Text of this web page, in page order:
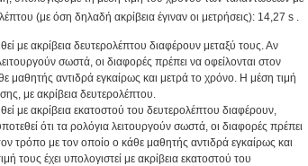
(με όση δηλαδή ακρίβεια έγιναν οι μετρήσεις): 14,27 s .
με ακρίβεια δευτερολέπτου διαφέρουν μεταξύ τους. Αν
σωστά, οι διαφορές πρέπει να οφείλονται στον
μαθητής αντιδρά εγκαίρως και μετρά το χρόνο. Η μέση τιμή
με ακρίβεια δευτερολέπτου.
με ακρίβεια εκατοστού του δευτερολέπτου διαφέρουν,
ότι τα ρολόγια λειτουργούν σωστά, οι διαφορές πρέπει
τρόπο με τον οποίο ο κάθε μαθητής αντιδρά εγκαίρως και
τους έχει υπολογιστεί με ακρίβεια εκατοστού του